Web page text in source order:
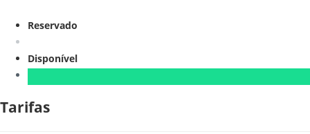
Reservado
Disponível
Tarifas